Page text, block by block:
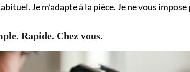
Je m’adapte à la pièce. Je ne vous impose
Rapide. Chez vous.